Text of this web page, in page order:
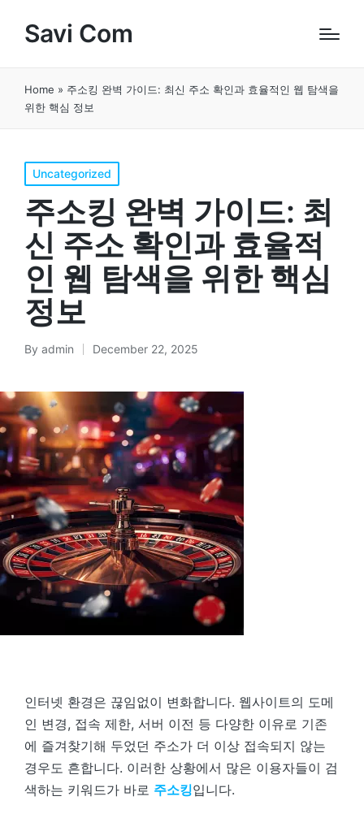
Savi Com
Home » 주소킹 완벽 가이드: 최신 주소 확인과 효율적인 웹 탐색을
위한 핵심 정보
Posted
in
Uncategorized
주소킹 완벽 가이드: 최
신 주소 확인과 효율적
인 웹 탐색을 위한 핵심
정보
Posted
By admin December 22, 2025
인터넷 환경은 끊임없이 변화합니다. 웹사이트의 도메
인 변경, 접속 제한, 서버 이전 등 다양한 이유로 기존
에 즐겨찾기해 두었던 주소가 더 이상 접속되지 않는
경우도 흔합니다. 이러한 상황에서 많은 이용자들이 검
색하는 키워드가 바로 주소킹입니다.